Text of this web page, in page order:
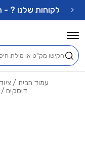
Skip to Content
לקוחות שלנו ? -
חיפוש
עמוד הבית/
דיסקים/ External USB-C DVD-RW
בחזרה למעלה